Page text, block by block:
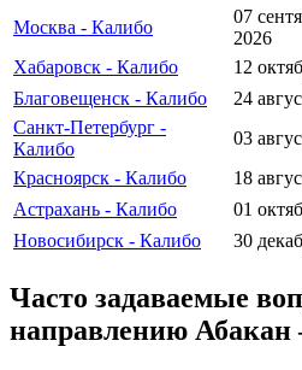
Москва - Калибо
07
2026
Хабаровск - Калибо
12
Благовещенск - Калибо
24
Санкт-Петербург -
Калибо
03
Красноярск - Калибо
18
Астрахань - Калибо
01
Новосибирск - Калибо
30
Часто задаваемые
направлению